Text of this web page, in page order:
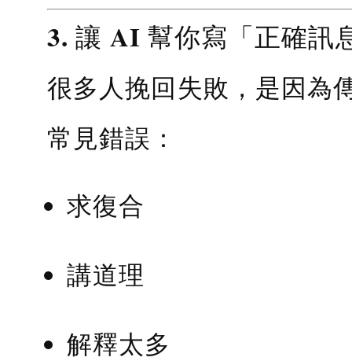
3. 讓 AI 幫你寫「正確訊
很多人挽回失敗，是因為
常見錯誤：
求復合
講道理
解釋太多